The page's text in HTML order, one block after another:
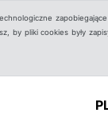
by pliki cookies były